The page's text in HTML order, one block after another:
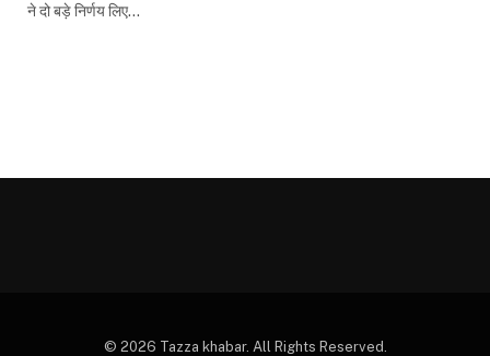
ने दो बड़े निर्णय लिए…
© 2026 Tazza khabar. All Rights Reserved.